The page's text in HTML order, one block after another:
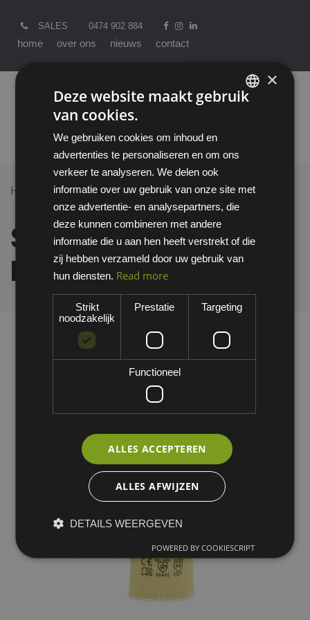
SALES 0474 902 884
home over ons nieuws contact
Home >All Products Handschoenen
Showa GP-KV1 handschoen
Showa GP-KV1
handschoen
×
Deze website maakt gebruik
van cookies.
We gebruiken cookies om inhoud en
advertenties te personaliseren en om ons
verkeer te analyseren. We delen ook
informatie over uw gebruik van onze site met
onze advertentie- en analysepartners, die
deze kunnen combineren met andere
informatie die u aan hen heeft verstrekt of die
zij hebben verzameld door uw gebruik van
hun diensten. Read more
Strikt
noodzakelijk
Prestatie Targeting
Functioneel
ALLES ACCEPTEREN
ALLES AFWIJZEN
DETAILS WEERGEVEN
POWERED BY COOKIESCRIPT